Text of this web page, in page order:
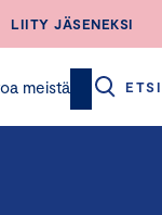
LIITY JÄSENEKSI
meistä ETSI